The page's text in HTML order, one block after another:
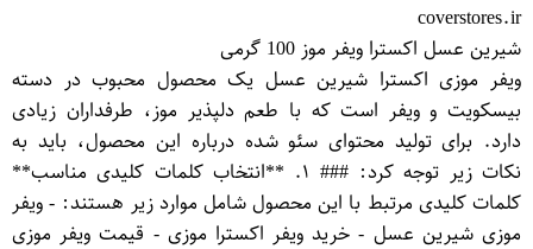
coverstores.ir
شیرین عسل اکسترا ویفر موز 100 گرمی
ویفر موزی اکسترا شیرین عسل یک محصول محبوب در دسته
بیسکویت و ویفر است که با طعم دلپذیر موز، طرفداران زیادی
دارد. برای تولید محتوای سئو شده درباره این محصول، باید به
نکات زیر توجه کرد: ### ۱. **انتخاب کلمات کلیدی مناسب**
کلمات کلیدی مرتبط با این محصول شامل موارد زیر هستند: - ویفر
موزی شیرین عسل - خرید ویفر اکسترا موزی - قیمت ویفر موزی